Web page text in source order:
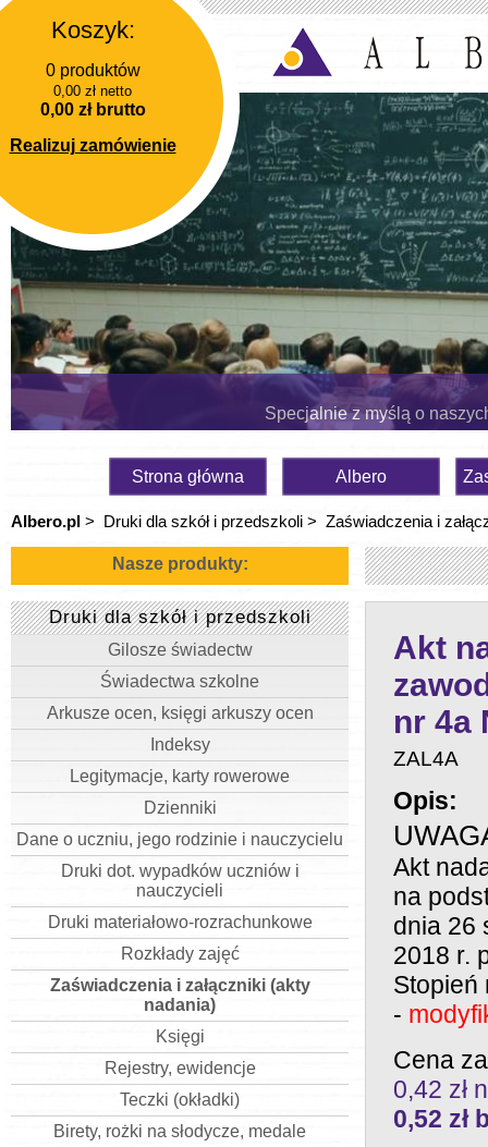
Koszyk:
0 produktów
0,00 zł netto
0,00 zł brutto
Realizuj zamówienie
Specjalnie z myślą o
Strona główna Albero
Albero.pl > Druki dla szkół i przedszkoli > Zaświadczenia i
Nasze produkty:
Druki dla szkół i przedszkoli
Gilosze świadectw
Świadectwa szkolne
Arkusze ocen, księgi arkuszy ocen
Indeksy
Legitymacje, karty rowerowe
Dzienniki
Dane o uczniu, jego rodzinie i nauczycielu
Druki dot. wypadków uczniów i
nauczycieli
Druki materiałowo-rozrachunkowe
Rozkłady zajęć
Zaświadczenia i załączniki (akty
nadania)
Księgi
Rejestry, ewidencje
Teczki (okładki)
Birety, rożki na słodycze, medale
Akt
nr 4a
ZAL4A
Opis:
Akt
na
dnia 26
2018 r.
Stopień
-
Cena
0,42 zł
0,52 zł